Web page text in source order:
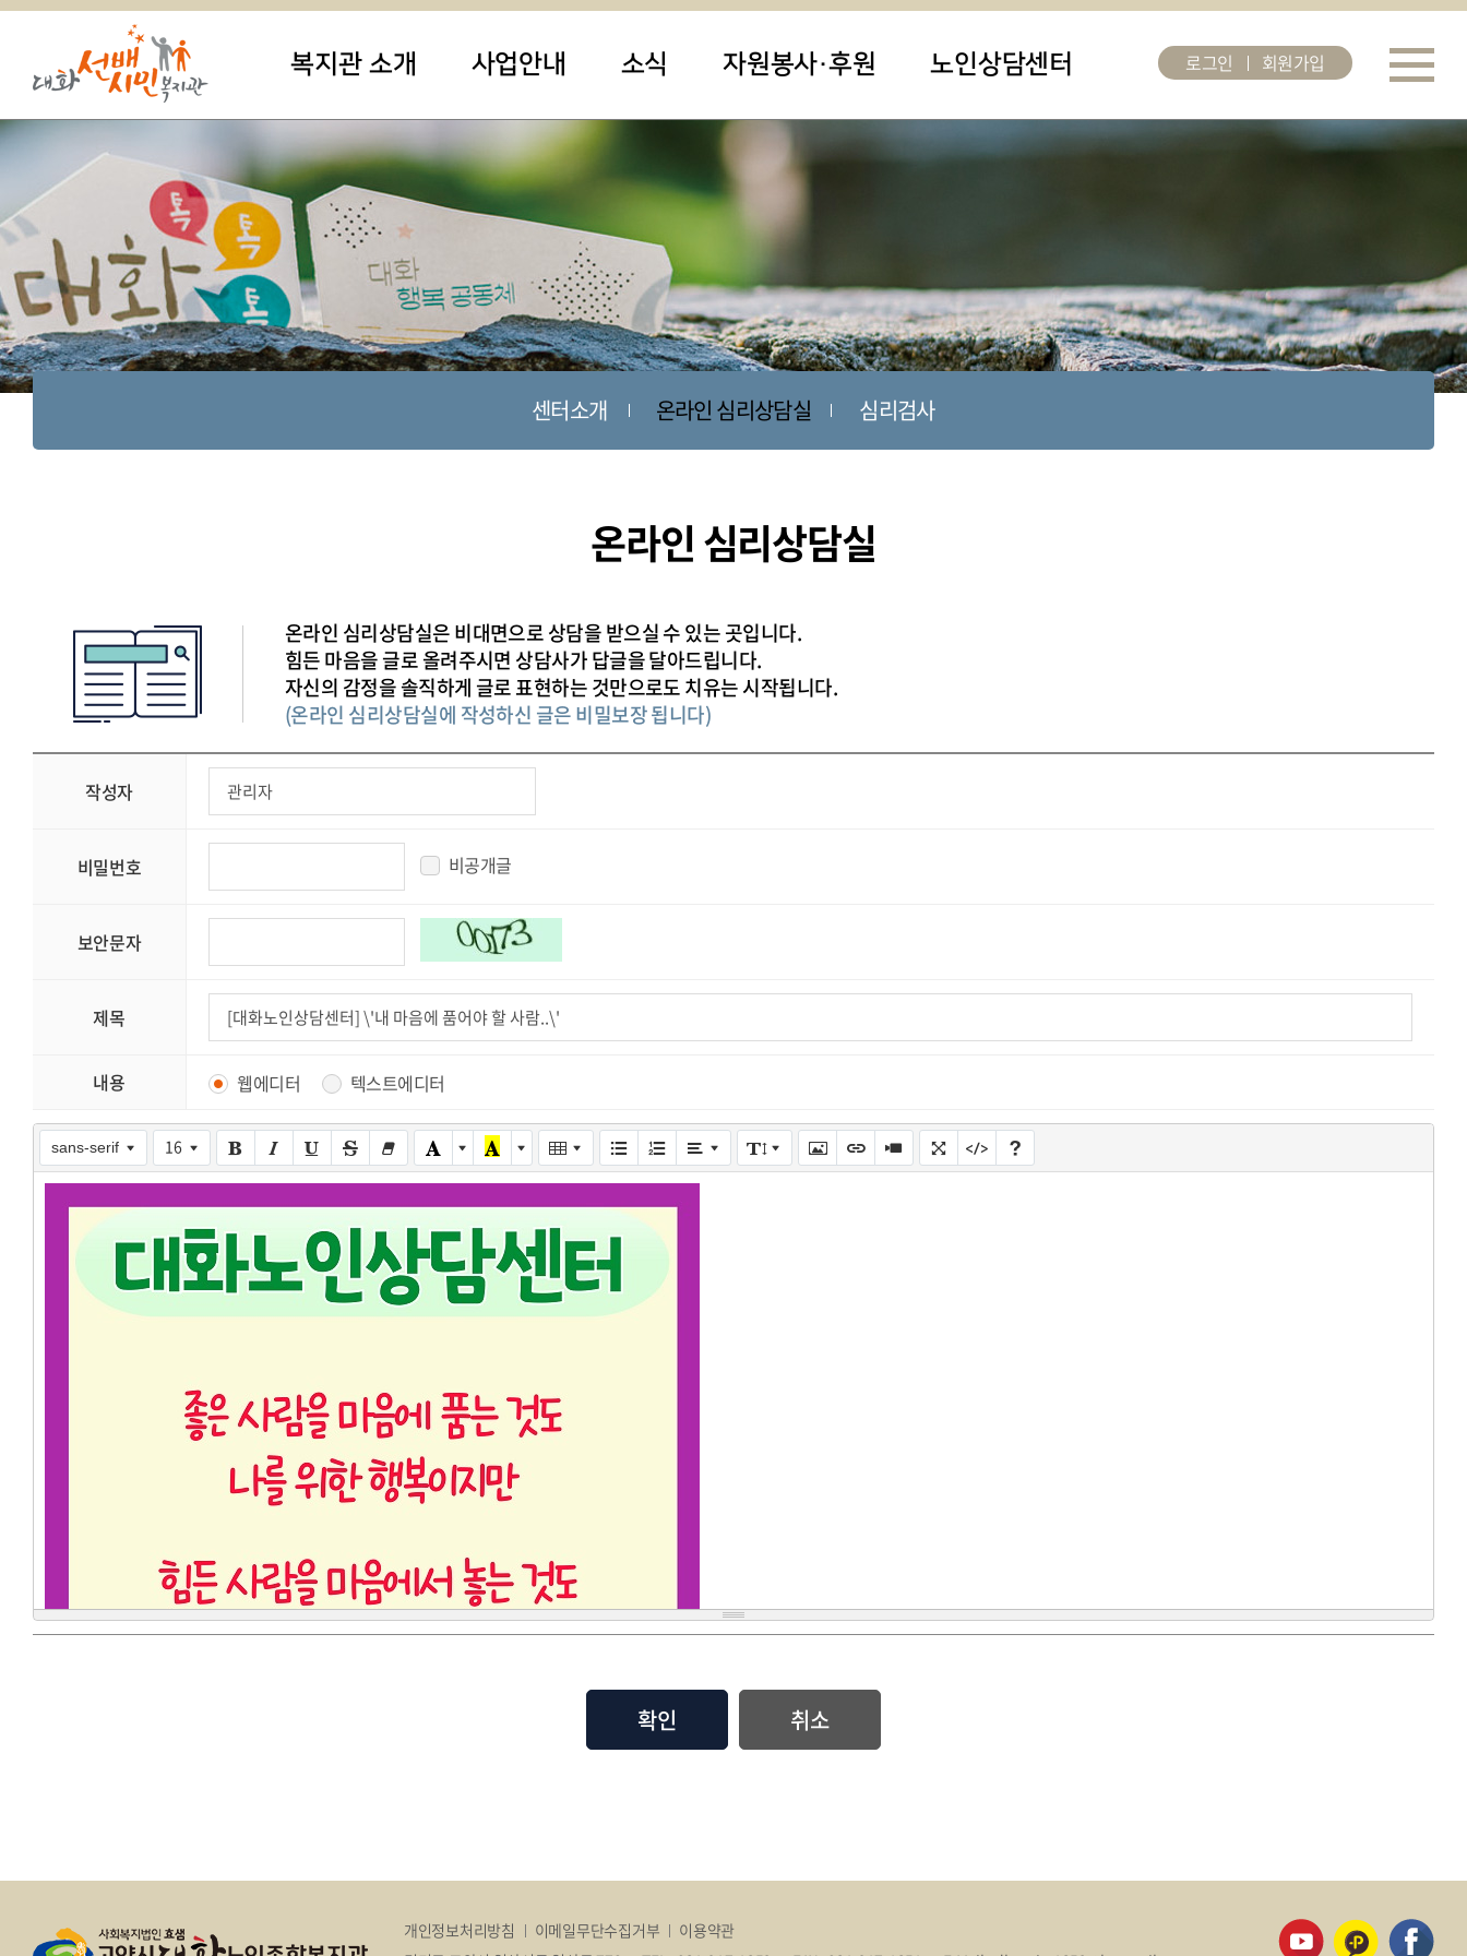
복지관 소개 사업안내 소식 자원봉사·후원 노인상담센터 로그인 회원가입
센터소개 온라인 심리상담실 심리검사
온라인 심리상담실
온라인 심리상담실은 비대면으로 상담을 받으실 수 있는 곳입니다.
힘든 마음을 글로 올려주시면 상담사가 답글을 달아드립니다.
자신의 감정을 솔직하게 글로 표현하는 것만으로도 치유는 시작됩니다.
(온라인 심리상담실에 작성하신 글은 비밀보장 됩니다)
작성자
비밀번호 비공개글
보안문자
제목
내용 웹에디터 텍스트에디터
sans-serif 16
취소
개인정보처리방침 이메일무단수집거부
이용약관